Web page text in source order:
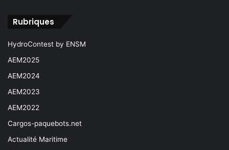
Rubriques
HydroContest by ENSM
AEM2025
AEM2024
AEM2023
AEM2022
Cargos-paquebots.net
Actualité Maritime